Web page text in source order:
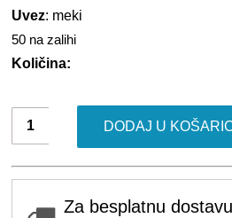
Uvez: meki
50 na zalihi
Količina:
Disney
količina
DODAJ U
Za besplatnu